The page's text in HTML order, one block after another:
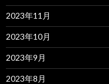
2023年11月
2023年10月
2023年9月
2023年8月